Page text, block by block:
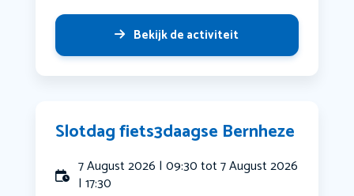
Bekijk de activiteit
Slotdag fiets3daagse Bernheze
7 August 2026 | 09:30 tot 7 August 2026
| 17:30